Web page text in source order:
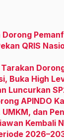
Dorong
QRIS
Buka High
Luncurkan
APINDO
dan
Kembali